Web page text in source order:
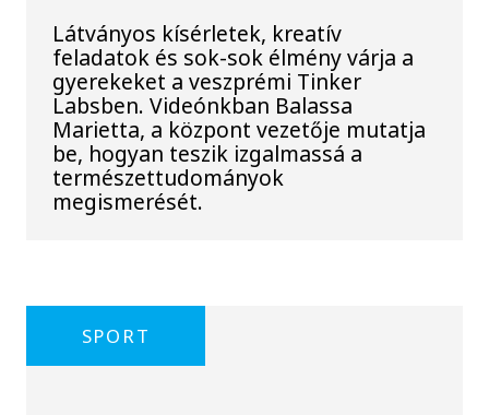
Látványos kísérletek, kreatív
feladatok és sok-sok élmény várja a
gyerekeket a veszprémi Tinker
Labsben. Videónkban Balassa
Marietta, a központ vezetője mutatja
be, hogyan teszik izgalmassá a
természettudományok
megismerését.
SPORT